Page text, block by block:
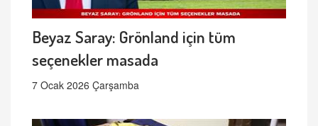
Beyaz Saray: Grönland için tüm
seçenekler masada
7 Ocak 2026 Çarşamba